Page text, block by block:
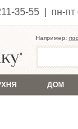
35-55 | пн-пт
Например:
ДОМ